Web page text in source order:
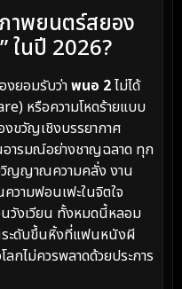
าพยนตร์สยอง
ในปี 2026?
งยอมรับว่าพนอ 2ไม่ได้
หรือความโหดร้ายแบบ
งขวัญเชิงบรรยากาศ
ารมณ์อย่างชาญฉลาด ทุก
วิญญาณความคลั่ง งาน
วามฟอนเฟะในจิตใจ
วังเวียน ทั้งหมดนี้หลอม
ะดับขึ้นหิ้งที่แฟนหนังผี
กไม่ควรพลาดด้วยประการ